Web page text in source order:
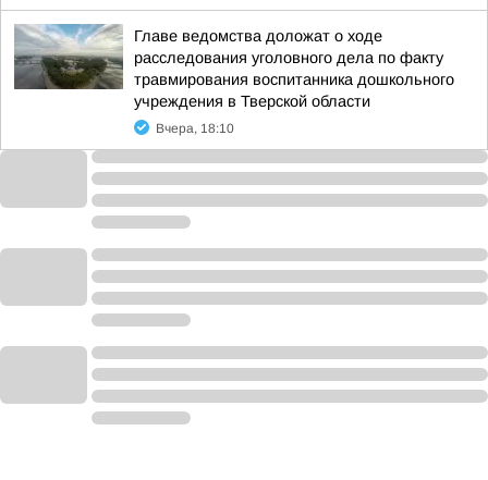
Главе ведомства доложат о ходе
расследования уголовного дела по факту
травмирования воспитанника дошкольного
учреждения в Тверской области
Вчера, 18:10